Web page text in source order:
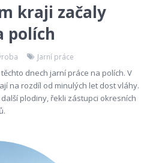
kraji začaly
polích
Jarní práce
dnech jarní práce na polích. V
na rozdíl od minulých let dost vláhy.
plodiny, řekli zástupci okresních